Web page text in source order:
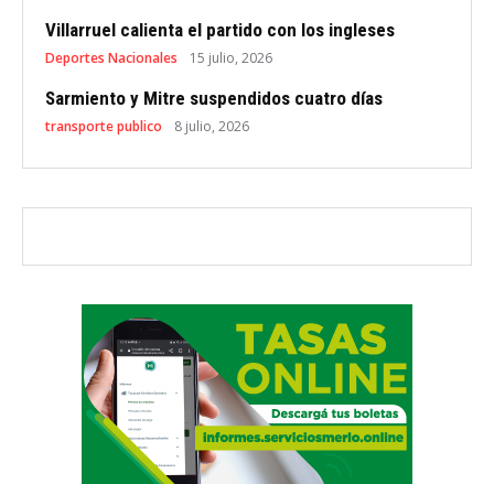
Villarruel calienta el partido con los ingleses
Deportes Nacionales 15 julio, 2026
Sarmiento y Mitre suspendidos cuatro días
transporte publico 8 julio, 2026